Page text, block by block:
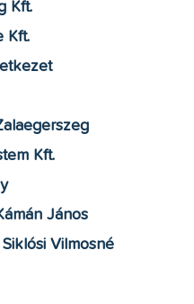
Kft.
Kft.
Kft.
János
Vilmosné